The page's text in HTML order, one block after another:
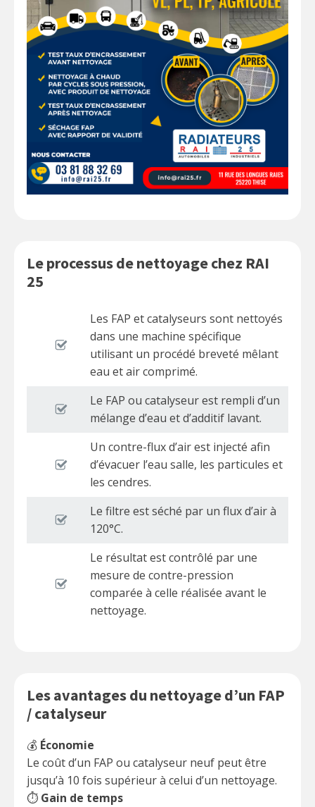
Le processus de nettoyage chez RAI
25
Les FAP et catalyseurs sont nettoyés
dans une machine spécifique
utilisant un procédé breveté mêlant
eau et air comprimé.
Le FAP ou catalyseur est rempli d’un
mélange d’eau et d’additif lavant.
Un contre-flux d’air est injecté afin
d’évacuer l’eau salle, les particules et
les cendres.
Le filtre est séché par un flux d’air à
120°C.
Le résultat est contrôlé par une
mesure de contre-pression
comparée à celle réalisée avant le
nettoyage.
Les avantages du nettoyage d’un FAP
/ catalyseur
💰 Économie
Le coût d’un FAP ou catalyseur neuf peut être
jusqu’à 10 fois supérieur à celui d’un nettoyage.
⏱️ Gain de temps